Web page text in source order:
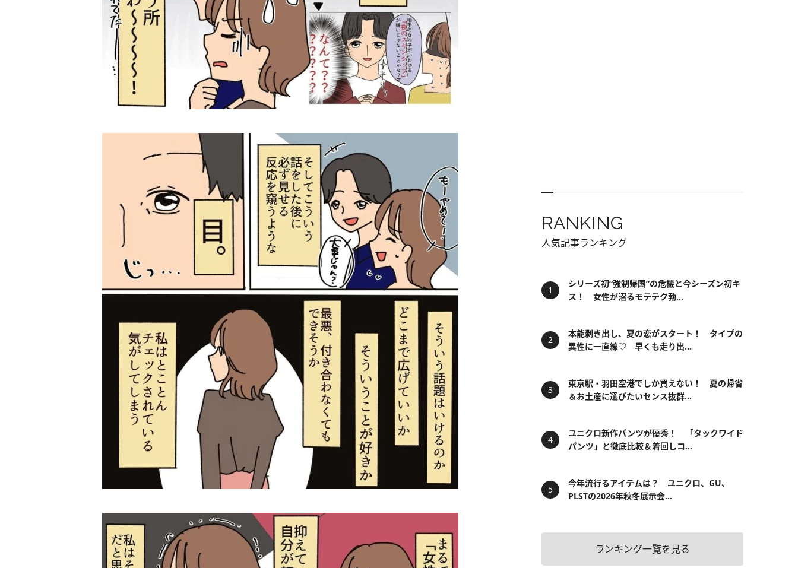
RANKING
人気記事ランキング
シリーズ初“強制帰国”の危機と今シーズン初キ
ス！ 女性が沼るモテテク勃...
本能剥き出し、夏の恋がスタート！ タイプの
異性に一直線♡ 早くも走り出...
東京駅・羽田空港でしか買えない！ 夏の帰省
＆お土産に選びたいセンス抜群...
ユニクロ新作パンツが優秀！ 「タックワイド
パンツ」と徹底比較＆着回しコ...
今年流行るアイテムは？ ユニクロ、GU、
PLSTの2026年秋冬展示会...
ランキング一覧を見る